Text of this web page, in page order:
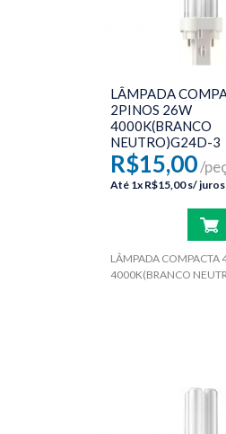
LÂMPADA
2PINOS 26W
4000K(BRANCO
NEUTRO)G24D-3
R$15,00/
Até 1x R$15,00s/ juros
LÂMPADA COMPACTA
4000K(BRANCO